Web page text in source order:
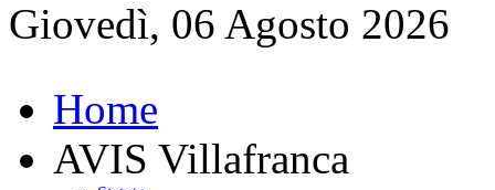
Giovedì, 06 Agosto 2026
Home
AVIS Villafranca